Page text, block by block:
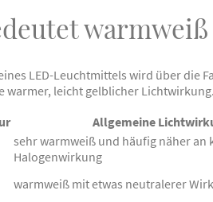
warmweiß
LED-Leuchtmittels wird über die
warmer, leicht gelblicher Lichtwirkung.
Allgemeine
sehr warmweiß und häufig näher an
Halogenwirkung
warmweiß mit etwas neutralerer